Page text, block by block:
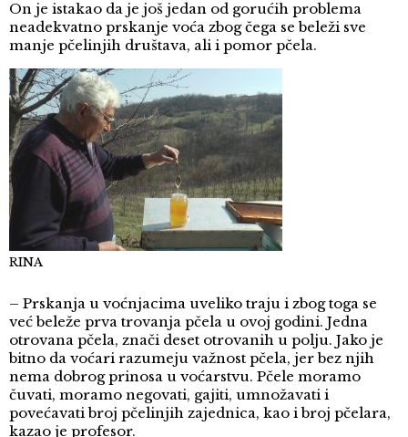
On je istakao da je još jedan od gorućih problema
neadekvatno prskanje voća zbog čega se beleži sve
manje pčelinjih društava, ali i pomor pčela.
RINA
– Prskanja u voćnjacima uveliko traju i zbog toga se
već beleže prva trovanja pčela u ovoj godini. Jedna
otrovana pčela, znači deset otrovanih u polju. Jako je
bitno da voćari razumeju važnost pčela, jer bez njih
nema dobrog prinosa u voćarstvu. Pčele moramo
čuvati, moramo negovati, gajiti, umnožavati i
povećavati broj pčelinjih zajednica, kao i broj pčelara,
kazao je profesor.